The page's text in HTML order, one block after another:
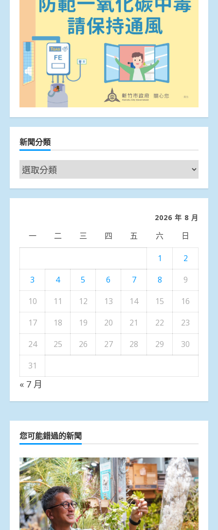
新聞分類
新
聞
分
2026 年 8 月
一 二 三 四 五 六 日
1
2
3
4 5 6 7 8
9
10
11 12 13 14 15
16
17
18 19 20 21 22
23
24
25 26 27 28 29
30
31
« 7 月
您可能錯過的新聞